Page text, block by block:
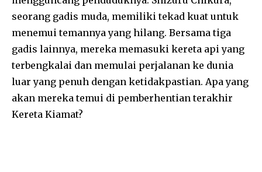
seorang gadis muda, memiliki tekad kuat untuk
menemui temannya yang hilang. Bersama tiga
gadis lainnya, mereka memasuki kereta api yang
terbengkalai dan memulai perjalanan ke dunia
luar yang penuh dengan ketidakpastian. Apa yang
akan mereka temui di pemberhentian terakhir
Kereta Kiamat?